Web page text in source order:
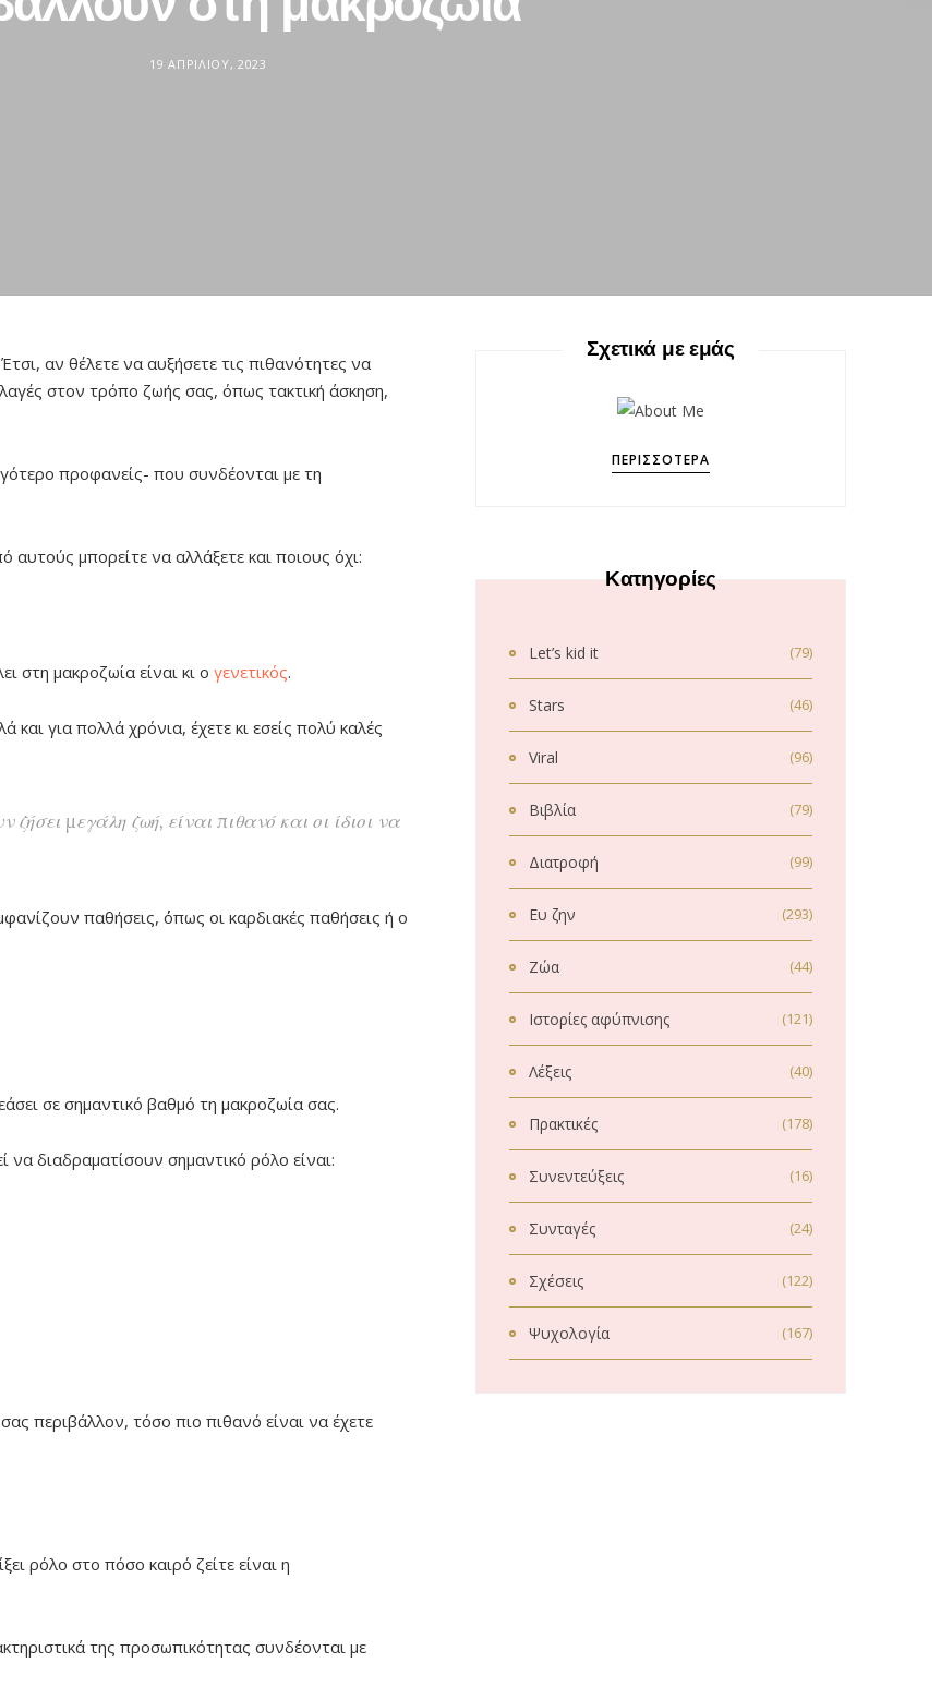
19 ΑΠΡΙΛΊΟΥ, 2023
αν θέλετε να αυξήσετε τις πιθανότητες να
στον τρόπο ζωής σας, όπως τακτική άσκηση,
προφανείς- που συνδέονται με τη
μπορείτε να αλλάξετε και ποιους όχι:
στη μακροζωία είναι κι ο γενετικός.
και για πολλά χρόνια, έχετε κι εσείς πολύ καλές
μεγάλη ζωή, είναι πιθανό και οι ίδιοι να
παθήσεις, ΄΄οπως οι καρδιακές παθήσεις ή ο
σε σημαντικό βαθμό τη μακροζωία σας.
διαδραματίσουν σημαντικό ρόλο είναι:
περιβάλλον, τόσο πιο πιθανό είναι να έχετε
ρόλο στο πόσο καιρό ζείτε είναι η
της προσωπικότητας συνδέονται με
Σχετικά με εμάς
ΠΕΡΙΣΣΌΤΕΡΑ
Κατηγορίες
Let’s kid it (79)
Stars (46)
Viral (96)
Βιβλία (79)
Διατροφή (99)
Ευ ζην (293)
Ζώα (44)
Ιστορίες αφύπνισης (121)
Λέξεις (40)
Πρακτικές (178)
Συνεντεύξεις (16)
Συνταγές (24)
Σχέσεις (122)
Ψυχολογία (167)